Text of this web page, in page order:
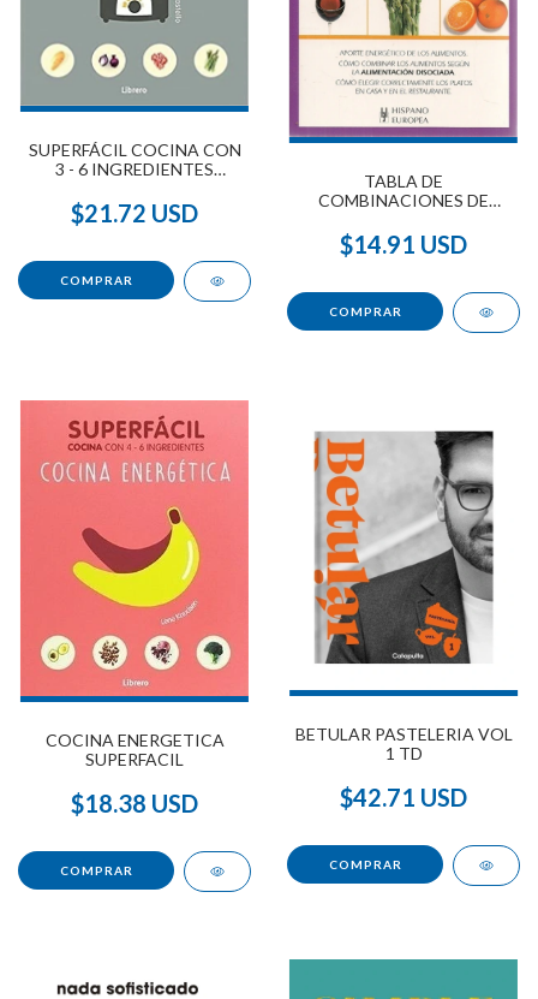
SUPERFÁCIL COCINA CON
3 - 6 INGREDIENTES
$21.72 USD
TABLA DE
COMBINACIONES DE
$14.91 USD
COCINA ENERGETICA
SUPERFACIL
$18.38 USD
BETULAR PASTELERIA VOL
1 TD
$42.71 USD